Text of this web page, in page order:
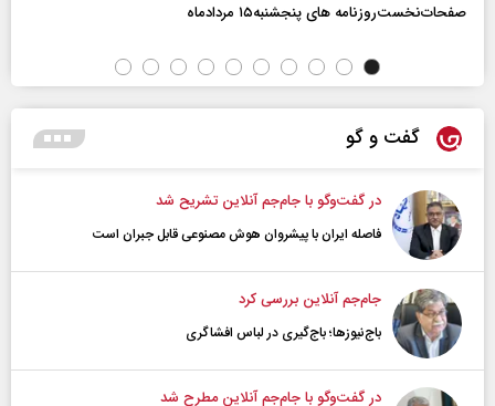
صفحات‌نخست‌روزنامه ها‌ی پنجشنبه‌۱۵ مردادماه
گفت و گو
در گفت‌و‌گو با جام‌جم آنلاین تشریح شد
فاصله ایران با پیشرو‌ان هوش مصنوعی قابل جبران است
جام‌جم آنلاین بررسی کرد
باج‌نیوزها؛ باج‌گیری در لباس افشاگری
در گفت‌و‌گو با جام‌جم آنلاین مطرح شد